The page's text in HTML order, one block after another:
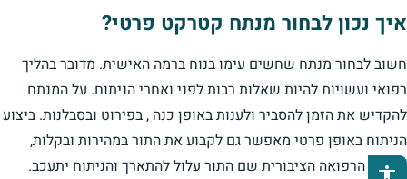
פתיחת סרגל נגישות
איך נכון לבחור מנתח קטרקט פרטי?
חשוב לבחור מנתח שחשים עימו בנוח ברמה האישית. מדובר בהליך
רפואי ועשויות להיות שאלות רבות לפני ואחרי הניתוח. על המנתח
להקדיש את הזמן להסביר ולענות באופן כנה , בפירוט ובסבלנות. ביצוע
הניתוח באופן פרטי מאפשר גם לקבוע את התור במהירות ובקלות,
לעומת הרפואה הציבורית שם התור עלול להתארך והניתוח יתעכב.